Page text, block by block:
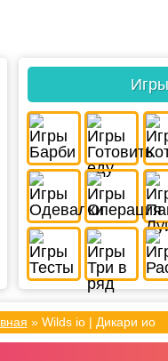
» Wilds io | Дикари ио